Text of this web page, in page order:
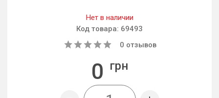
Нет в наличии
Код товара: 69493
0 отзывов
0 грн